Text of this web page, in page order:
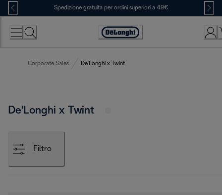
Skip
to
Content
Spedizione gratuita per ordini superiori a 49€
Accessibility
Corporate Sales De'Longhi x Twint
De'Longhi x Twint
Filtro